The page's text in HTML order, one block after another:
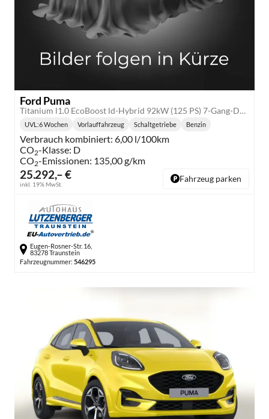
Ford Puma
Titanium l1.0 EcoBoost ld-Hybrid 92kW (125 PS) 7-Gang-DSG
25.292,– €
inkl. 19% MwSt.
Lieferzeit:
UVL :6 Wochen Vorlauffahrzeug
Getriebe:
Schaltgetriebe
Kraftstoff:
Benzin
Verbrauch kombiniert: 6,00 l/100km
CO2-Klasse: D
CO2-Emissionen: 135,00 g/km
Fahrzeug parken
Eugen-Rosner-Str. 16,
83278 Traunstein
Fahrzeugnummer: 546295